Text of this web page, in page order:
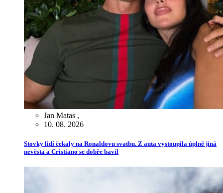
Jan Matas ,
10. 08. 2026
Stovky lidí čekaly na Ronaldovu svatbu. Z auta vystoupila úplně jiná
nevěsta a Cristiano se dobře bavil